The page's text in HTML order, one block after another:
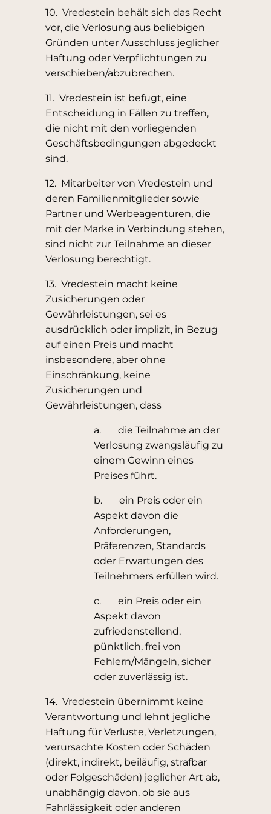
10. Vredestein behält sich das Recht
vor, die Verlosung aus beliebigen
Gründen unter Ausschluss jeglicher
Haftung oder Verpflichtungen zu
verschieben/abzubrechen.
11. Vredestein ist befugt, eine
Entscheidung in Fällen zu treffen,
die nicht mit den vorliegenden
Geschäftsbedingungen abgedeckt
sind.
12. Mitarbeiter von Vredestein und
deren Familienmitglieder sowie
Partner und Werbeagenturen, die
mit der Marke in Verbindung stehen,
sind nicht zur Teilnahme an dieser
Verlosung berechtigt.
13. Vredestein macht keine
Zusicherungen oder
Gewährleistungen, sei es
ausdrücklich oder implizit, in Bezug
auf einen Preis und macht
insbesondere, aber ohne
Einschränkung, keine
Zusicherungen und
Gewährleistungen, dass
a. die Teilnahme an der
Verlosung zwangsläufig zu
einem Gewinn eines
Preises führt.
b. ein Preis oder ein
Aspekt davon die
Anforderungen,
Präferenzen, Standards
oder Erwartungen des
Teilnehmers erfüllen wird.
c. ein Preis oder ein
Aspekt davon
zufriedenstellend,
pünktlich, frei von
Fehlern/Mängeln, sicher
oder zuverlässig ist.
14. Vredestein übernimmt keine
Verantwortung und lehnt jegliche
Haftung für Verluste, Verletzungen,
verursachte Kosten oder Schäden
(direkt, indirekt, beiläufig, strafbar
oder Folgeschäden) jeglicher Art ab,
unabhängig davon, ob sie aus
Fahrlässigkeit oder anderen